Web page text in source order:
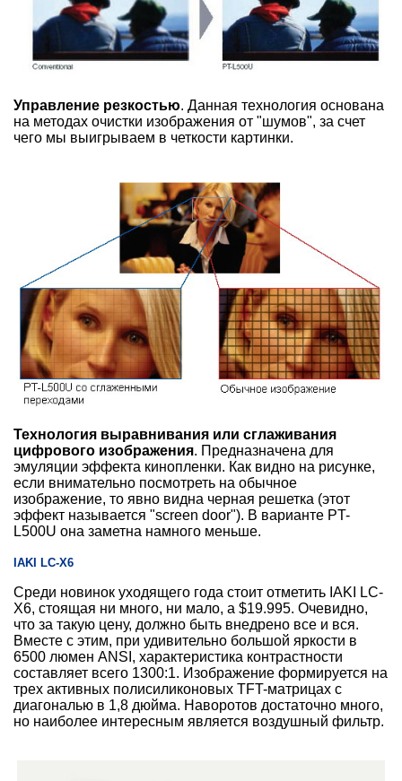
Управление резкостью. Данная технология основана
на методах очистки изображения от "шумов", за счет
чего мы выигрываем в четкости картинки.
Технология выравнивания или сглаживания
цифрового изображения. Предназначена для
эмуляции эффекта кинопленки. Как видно на рисунке,
если внимательно посмотреть на обычное
изображение, то явно видна черная решетка (этот
эффект называется "screen door"). В варианте PT-
L500U она заметна намного меньше.
IAKI LC-X6
Среди новинок уходящего года стоит отметить IAKI LC-
X6, стоящая ни много, ни мало, а $19.995. Очевидно,
что за такую цену, должно быть внедрено все и вся.
Вместе с этим, при удивительно большой яркости в
6500 люмен ANSI, характеристика контрастности
составляет всего 1300:1. Изображение формируется на
трех активных полисиликоновых TFT-матрицах с
диагональю в 1,8 дюйма. Наворотов достаточно много,
но наиболее интересным является воздушный фильтр.